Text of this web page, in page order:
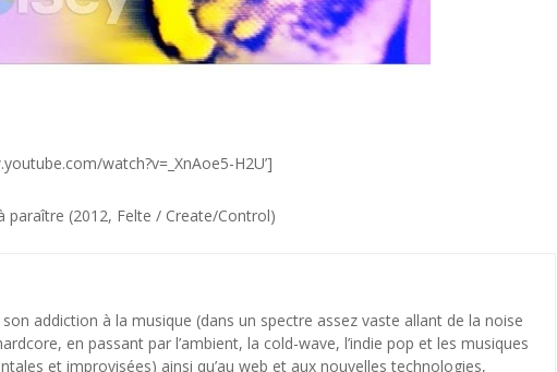
watch?v=_XnAoe5-H2U’]
paraître (2012, Felte / Create/Control)
son addiction à la musique (dans un spectre assez vaste allant de la noise
en passant par l’ambient, la cold-wave, l’indie pop et les musiques
et improvisées) ainsi qu’au web et aux nouvelles technologies,